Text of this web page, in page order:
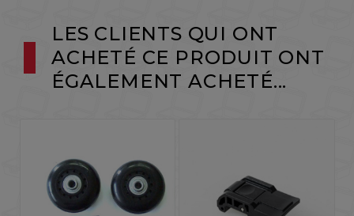
LES CLIENTS QUI ONT
ACHETÉ CE PRODUIT ONT
ÉGALEMENT ACHETÉ...